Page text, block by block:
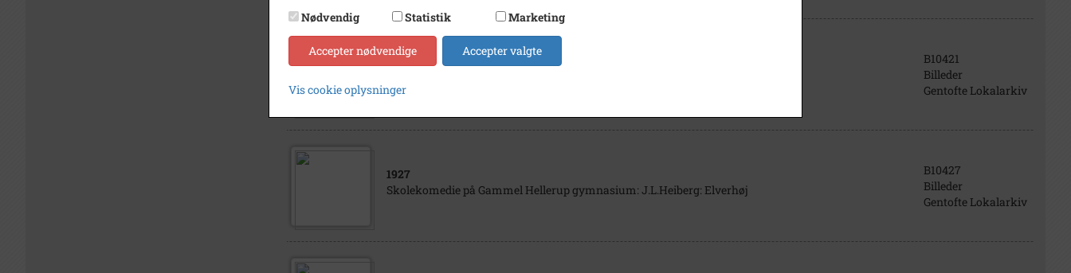
1941
B10421
Billeder
Gentofte Lokalarkiv
1927
Skolekomedie på Gammel Hellerup gymnasium: J.L.Heiberg: Elverhøj
B10427
Billeder
Gentofte Lokalarkiv
Nødvendig
Statistik Marketing
Accepter nødvendige Accepter valgte
Vis cookie oplysninger